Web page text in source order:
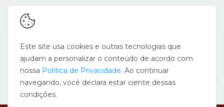
Este site usa cookies e outras tecnologias que
ajudam a personalizar o conteúdo de acordo com
nossa Politica de Privacidade. Ao continuar
navegando, você declara estar ciente dessas
condições.